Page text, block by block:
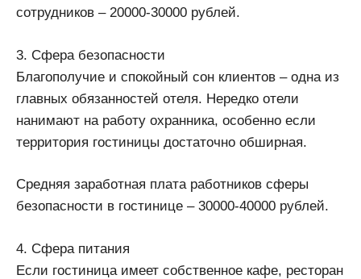
сотрудников – 20000-30000 рублей.
3. Сфера безопасности
Благополучие и спокойный сон клиентов – одна из
главных обязанностей отеля. Нередко отели
нанимают на работу охранника, особенно если
территория гостиницы достаточно обширная.
Средняя заработная плата работников сферы
безопасности в гостинице – 30000-40000 рублей.
4. Сфера питания
Если гостиница имеет собственное кафе, ресторан